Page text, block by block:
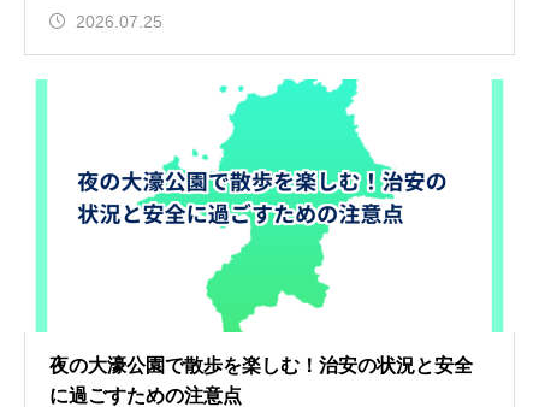
2026.07.25
夜の大濠公園で散歩を楽しむ！治安の状況と安全
に過ごすための注意点